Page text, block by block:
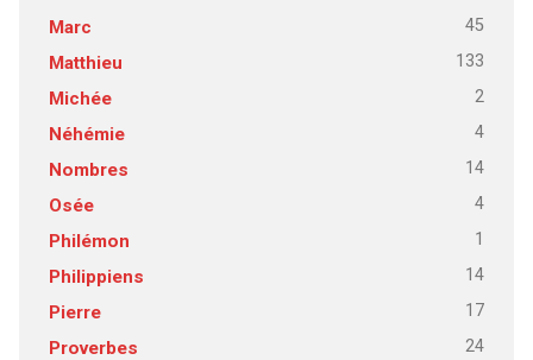
Marc 45
Matthieu 133
Michée 2
Néhémie 4
Nombres 14
Osée 4
Philémon 1
Philippiens 14
Pierre 17
Proverbes 24